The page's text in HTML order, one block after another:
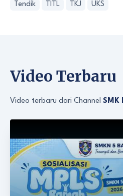
Tendik TITL TKJ UKS
Video Terbaru
Video terbaru dari Channel SMK